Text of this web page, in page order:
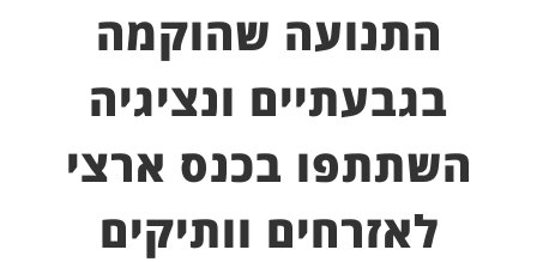
התנועה שהוקמה
בגבעתיים ונציגיה
השתתפו בכנס ארצי
לאזרחים וותיקים